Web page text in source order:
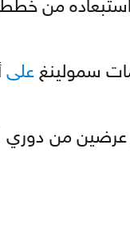
سمولينغعلى
عرضين من